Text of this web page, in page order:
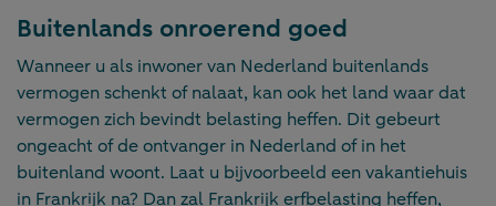
Buitenlands onroerend goed
Wanneer u als inwoner van Nederland buitenlands
vermogen schenkt of nalaat, kan ook het land waar dat
vermogen zich bevindt belasting heffen. Dit gebeurt
ongeacht of de ontvanger in Nederland of in het
buitenland woont. Laat u bijvoorbeeld een vakantiehuis
in Frankrijk na? Dan zal Frankrijk erfbelasting heffen,